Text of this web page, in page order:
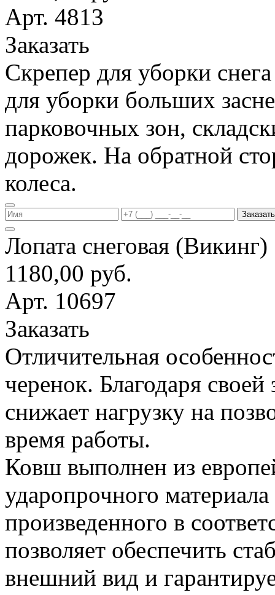
Арт. 4813
Заказать
Скрепер для уборки
для уборки больших
парковочных зон,
дорожек. На обратной
колеса.
Заказать
Лопата снеговая
1180,00 руб.
Арт. 10697
Заказать
Отличительная
черенок. Благодаря
снижает нагрузку на
время работы.
Ковш выполнен из
ударопрочного
произведенного в
позволяет обеспечить
внешний вид и